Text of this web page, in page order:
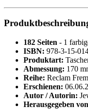
182 Seiten - 1
ISBN: 978-3-15-
Produktart:
Abmessung: 170
Reihe: Reclam
Erschienen:
Autor / Autorin:
Herausgegeben